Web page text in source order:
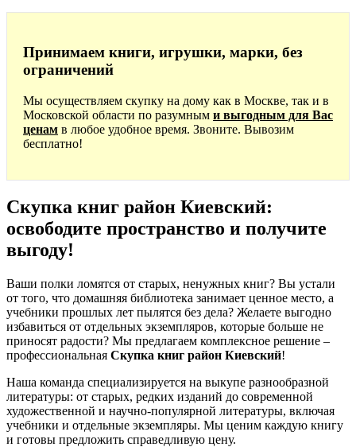
Принимаем книги, игрушки, марки, без
ограничений
Мы осуществляем скупку на дому как в Москве, так и в
Московской области по разумным и выгодным для Вас
ценам в любое удобное время. Звоните. Вывозим
бесплатно!
Скупка книг район Киевский:
освободите пространство и получите
выгоду!
Ваши полки ломятся от старых, ненужных книг? Вы устали
от того, что домашняя библиотека занимает ценное место, а
учебники прошлых лет пылятся без дела? Желаете выгодно
избавиться от отдельных экземпляров, которые больше не
приносят радости? Мы предлагаем комплексное решение –
профессиональная Скупка книг район Киевский!
Наша команда специализируется на выкупе разнообразной
литературы: от старых, редких изданий до современной
художественной и научно-популярной литературы, включая
учебники и отдельные экземпляры. Мы ценим каждую книгу
и готовы предложить справедливую цену.